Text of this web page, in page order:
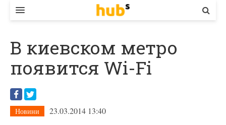
ЕКОНОМІКА
БІЗНЕС
СТАРТЕР
КОНТАКТИ
В киевском метро
появится Wi-Fi
Новини 23.03.2014 13:40